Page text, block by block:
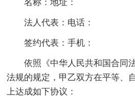
名称：地址：
法人代表：电话：
签约代表：手机：
依照《中华人民共和国合同
法规的规定，甲乙双方在平等、
上达成如下协议：